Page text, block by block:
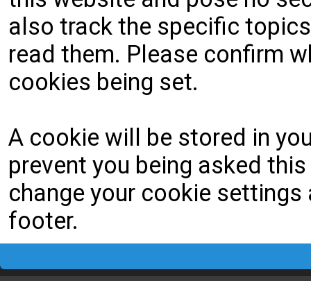
also track the specific
read them. Please confirm
cookies being set.
A cookie will be stored in
prevent you being asked
change your cookie
footer.